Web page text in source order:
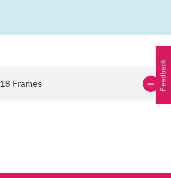
18 Frames Feedback